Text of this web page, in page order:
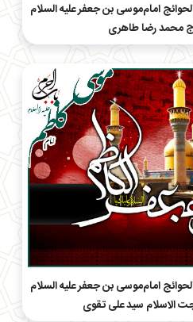
امام‌موسی بن جعفر علیه السلام
محمد رضا طاهری
امام‌موسی بن جعفر علیه السلام
الاسلام سید علی تقوی